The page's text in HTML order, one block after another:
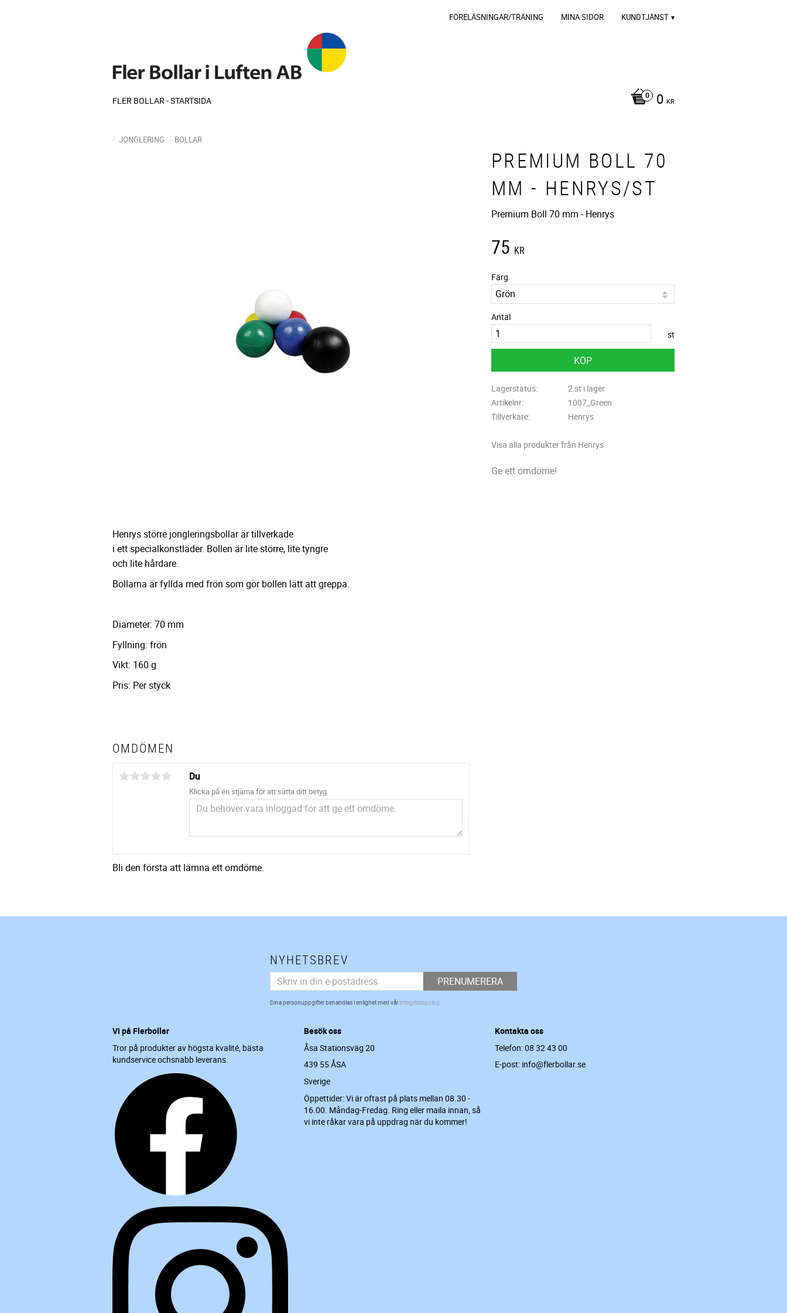
FÖRELÄSNINGAR/TRÄNING MINA SIDOR KUNDTJÄNST
0 KR
FLER BOLLAR - STARTSIDA
JONGLERING BOLLAR
PREMIUM BOLL 70
MM - HENRYS/ST
Premium Boll 70 mm - Henrys
75 KR
Färg
Antal
st
KÖP
Lagerstatus
2 st i lager
Artikelnr
1007_Green
Tillverkare
Henrys
Visa alla produkter från Henrys
Ge ett omdöme!
Henrys större jongleringsbollar är tillverkade
i ett specialkonstläder. Bollen är lite större, lite tyngre
och lite hårdare.
Bollarna är fyllda med frön som gör bollen lätt att greppa.
Diameter: 70 mm
Fyllning: frön
Vikt: 160 g
Pris: Per styck
OMDÖMEN
Du
Klicka på en stjärna för att sätta ditt betyg
Bli den första att lämna ett omdöme.
NYHETSBREV
PRENUMERERA
Dina personuppgifter behandlas i enlighet med vårintegritetspolicy.
Vi på Flerbollar
Tror på produkter av högsta kvalité, bästa
kundservice ochsnabb leverans.
Besök oss
Åsa Stationsväg 20
439 55 ÅSA
Sverige
Öppettider: Vi är oftast på plats mellan 08.30 -
16.00. Måndag-Fredag. Ring eller maila innan, så
vi inte råkar vara på uppdrag när du kommer!
Kontakta oss
Telefon: 08 32 43 00
E-post: info@flerbollar.se